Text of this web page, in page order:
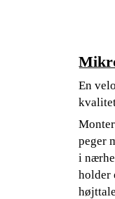
En
peger
i
holder